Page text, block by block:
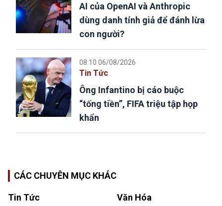
AI của OpenAI và Anthropic
dùng danh tính giả để đánh lừa
con người?
08:10 06/08/2026
Tin Tức
Ông Infantino bị cáo buộc
“tống tiền”, FIFA triệu tập họp
khẩn
CÁC CHUYÊN MỤC KHÁC
Tin Tức Văn Hóa